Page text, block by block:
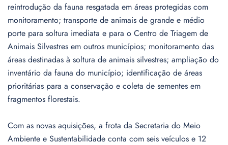
reintrodução da fauna resgatada em áreas protegidas com
monitoramento; transporte de animais de grande e médio
porte para soltura imediata e para o Centro de Triagem de
Animais Silvestres em outros municípios; monitoramento das
áreas destinadas à soltura de animais silvestres; ampliação do
inventário da fauna do município; identificação de áreas
prioritárias para a conservação e coleta de sementes em
fragmentos florestais.
Com as novas aquisições, a frota da Secretaria do Meio
Ambiente e Sustentabilidade conta com seis veículos e 12